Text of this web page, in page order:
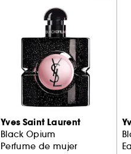
Yves Saint Laurent
Black Opium
Perfume de mujer